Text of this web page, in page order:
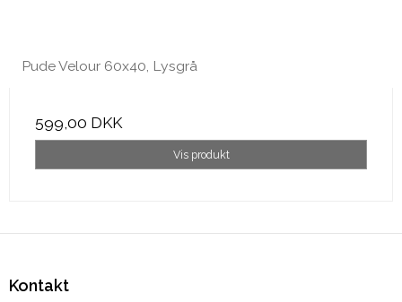
Pude Velour 60x40, Lysgrå
599,00 DKK
Vis produkt
Kontakt